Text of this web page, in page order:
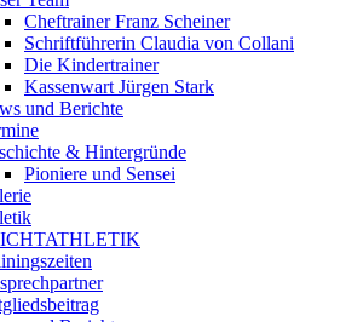
Cheftrainer Franz Scheiner
Schriftführerin Claudia von Collani
Die Kindertrainer
Kassenwart Jürgen Stark
und Berichte
& Hintergründe
Pioniere und Sensei